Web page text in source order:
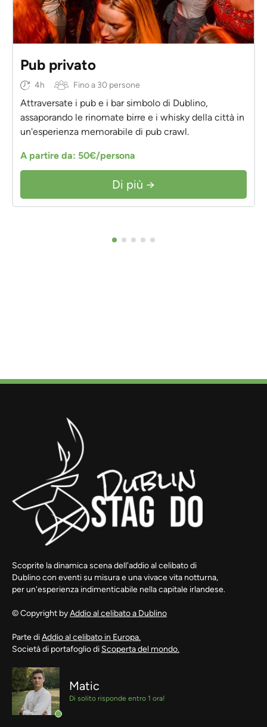
Pub privato
4h Fino a 30 persone
Attraversate i pub e i bar simbolo di Dublino,
assaporando le rinomate birre e i whisky della città in
un'esperienza memorabile di pub crawl.
A partire da: 50€/persona
Di più →
Scoprite la dinamica scena dell'addio al celibato di
Dublino con eventi su misura e una vivace vita notturna,
per un'esperienza indimenticabile nella capitale irlandese.
© Copyright byAddio al celibato a Dublino
Parte diAddio al celibato in Europa.
Società di portafoglio di Scoperta del mondo.
Matic
Di solito risponde entro 1 ora!